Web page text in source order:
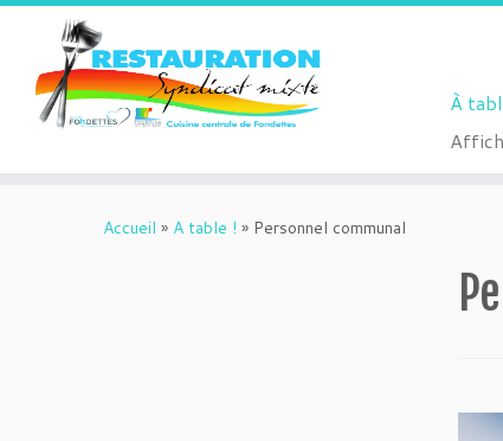
À
Accueil » A table ! » Personnel communal